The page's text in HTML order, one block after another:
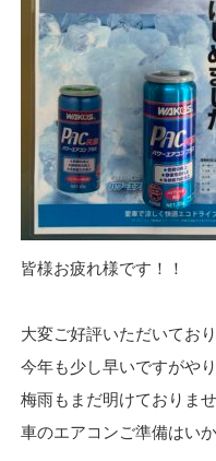
岐阜県多
阜県安八
羽島市 ,
県丹羽郡,
犬山市,
市 ,
皆様お疲れ様です！！
大変ご好評いただいてお
今年も少し早いですがや
梅雨もまだ明けておりま
車のエアコンご準備はい